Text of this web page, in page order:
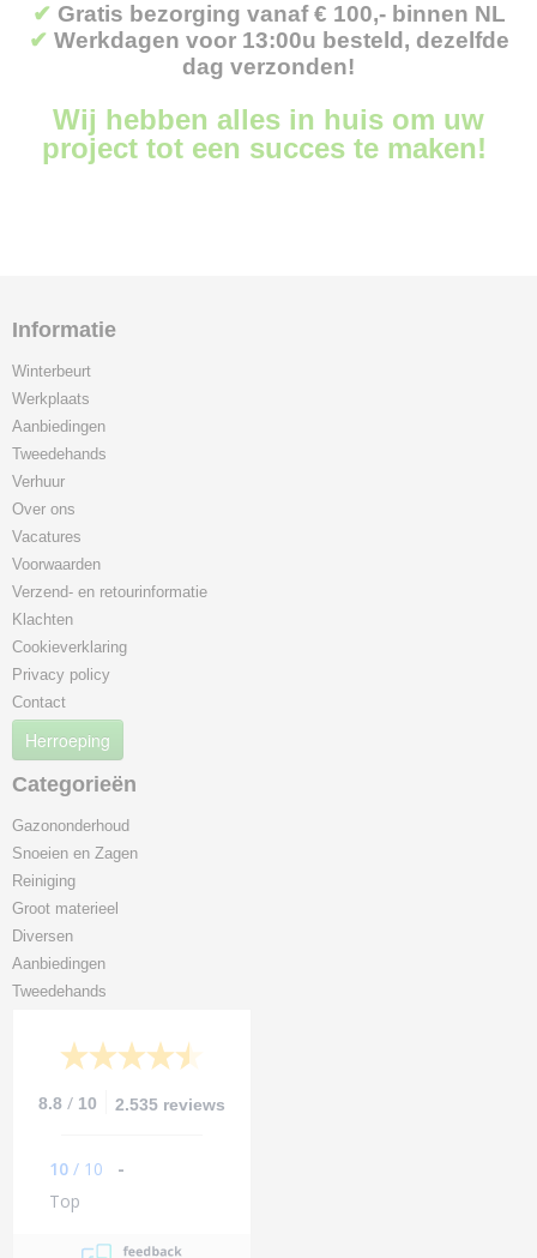
✔ Gratis bezorging vanaf € 100,- binnen NL
✔ Werkdagen voor 13:00u besteld, dezelfde
dag verzonden!
Wij hebben alles in huis om uw
project tot een succes te maken!
Informatie
Winterbeurt
Werkplaats
Aanbiedingen
Tweedehands
Verhuur
Over ons
Vacatures
Voorwaarden
Verzend- en retourinformatie
Klachten
Cookieverklaring
Privacy policy
Contact
Herroeping
Categorieën
Gazononderhoud
Snoeien en Zagen
Reiniging
Groot materieel
Diversen
Aanbiedingen
Tweedehands
8.8 / 10 2.535 reviews
10 / 10
-
Top